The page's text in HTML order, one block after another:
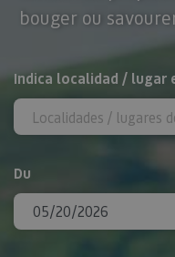
bouger ou
Rechercher
Indica localidad / lugar
Du